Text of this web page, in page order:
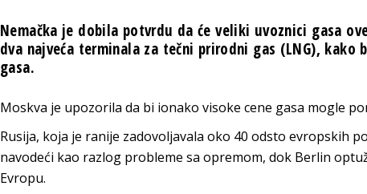
Nemačka je dobila potvrdu da će veliki uvoznici gasa
dva najveća terminala za tečni prirodni gas (LNG),
gasa.
Moskva je upozorila da bi ionako visoke cene gasa mogle
Rusija, koja je ranije zadovoljavala oko 40 odsto evropskih
navodeći kao razlog probleme sa opremom, dok Berlin
Evropu.